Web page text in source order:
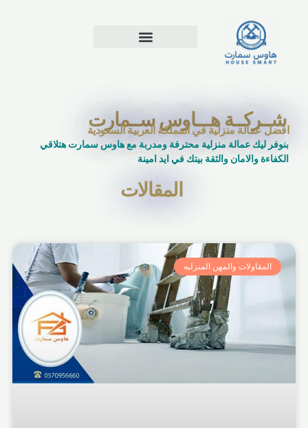
شــركــة هـــاوس ســمارت
افضل عمالة منزلية في المملكة العربية السعودية
بنوفر ليك عمالة منزلية محترفة ومدربة مع هاوس سمارت هتلاقي
الكفاءة والامان والثقة بيتك في ايد امينة
المقالات
المقاولات والمهن المنزليه